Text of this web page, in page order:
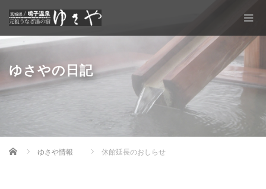
ゆさやの日記
Home ゆさや情報 休館延長のおしらせ